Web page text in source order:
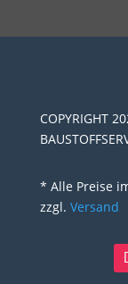
COPYRIGHT
* Alle Preise
zzgl. Versand